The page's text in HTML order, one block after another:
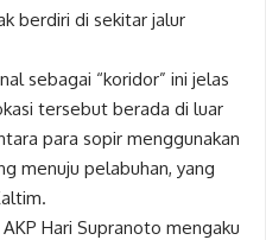
berdiri di sekitar jalur
sebagai “koridor” ini jelas
tersebut berada di luar
para sopir menggunakan
menuju pelabuhan, yang
Hari Supranoto mengaku